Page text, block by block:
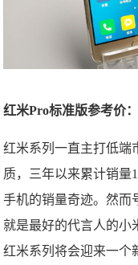
红米Pro标准版参考价
红米系列一直主打低端
质，三年以来累计销量
手机的销量奇迹。然而
就是最好的代言人的小
红米系列将会迎来一